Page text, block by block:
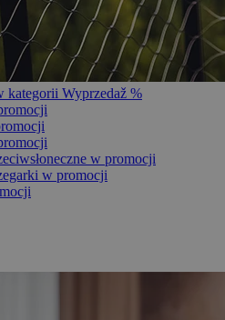
kategorii Wyprzedaž %
w promocji
w promocji